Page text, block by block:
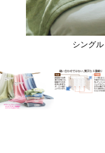
シング